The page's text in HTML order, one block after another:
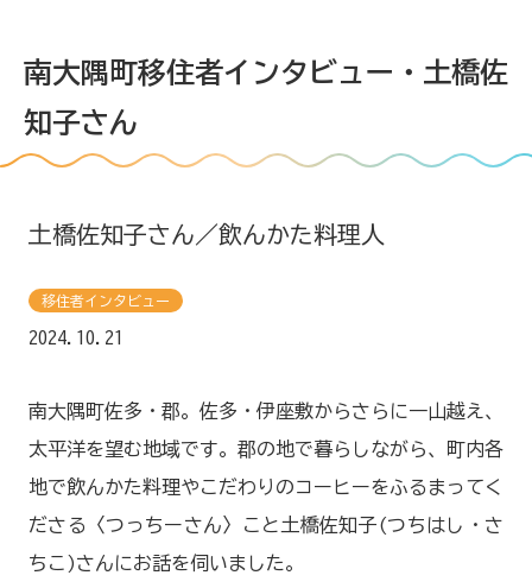
南大隅町移住者インタビュー・土橋佐
知子さん
土橋佐知子さん／飲んかた料理人
移住者インタビュー
2024.10.21
南大隅町佐多・郡。佐多・伊座敷からさらに一山越え、
太平洋を望む地域です。郡の地で暮らしながら、町内各
地で飲んかた料理やこだわりのコーヒーをふるまってく
ださる〈つっちーさん〉こと土橋佐知子(つちはし・さ
ちこ)さんにお話を伺いました。
すみずみ！みなみおおすみについて
南大隅について
仕事を選ぶ
食品加工室
移住について